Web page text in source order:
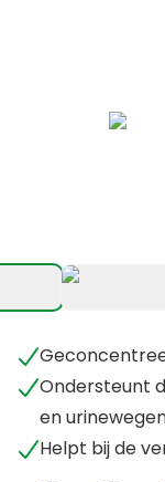
Ondersteunt
en
Helpt bij de